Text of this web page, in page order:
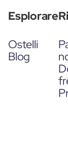
Esplorare
Ostelli
Blog